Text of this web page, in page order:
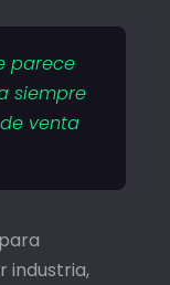
parece
siempre
venta
industria,